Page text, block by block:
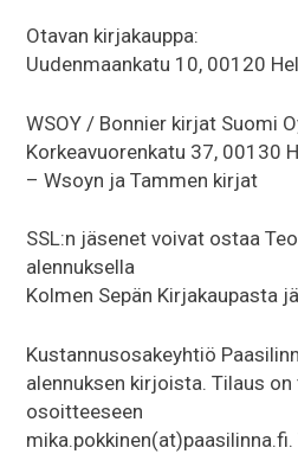
Otavan kirjakauppa:
Uudenmaankatu 10, 00120
WSOY / Bonnier kirjat Suomi
Korkeavuorenkatu 37, 00130
– Wsoyn ja Tammen kirjat
SSL:n jäsenet voivat ostaa
alennuksella
Kolmen Sepän Kirjakaupasta
Kustannusosakeyhtiö
alennuksen kirjoista. Tilaus
osoitteeseen